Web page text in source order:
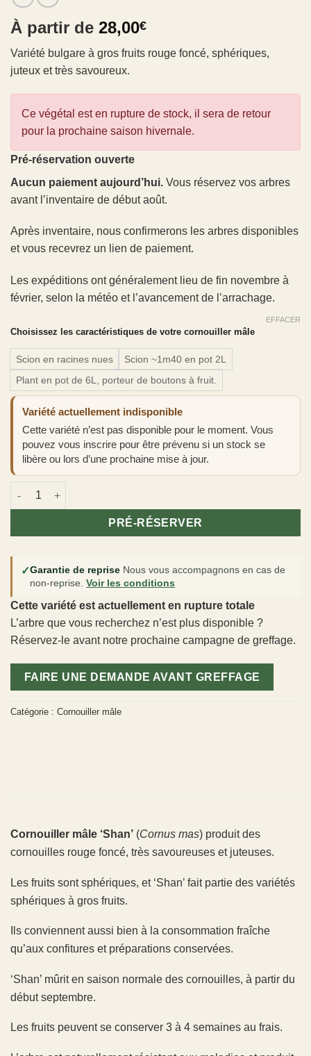
À partir de 28,00€
Variété bulgare à gros fruits rouge foncé, sphériques,
juteux et très savoureux.
Ce végétal est en rupture de stock, il sera de retour
pour la prochaine saison hivernale.
Pré-réservation ouverte
Aucun paiement aujourd’hui. Vous réservez vos arbres
avant l’inventaire de début août.
Après inventaire, nous confirmerons les arbres disponibles
et vous recevrez un lien de paiement.
Les expéditions ont généralement lieu de fin novembre à
février, selon la météo et l’avancement de l’arrachage.
Choisissez les caractéristiques de votre cornouiller mâle
Scion en racines nues
Scion ~1m40 en pot 2L
Plant en pot de 6L, porteur de boutons à fruit.
EFFACER
Variété actuellement indisponible
Cette variété n’est pas disponible pour le moment. Vous
pouvez vous inscrire pour être prévenu si un stock se
libère ou lors d’une prochaine mise à jour.
quantité de Cornus mas 'Shan'
PRÉ-RÉSERVER
✓Garantie de reprise Nous vous accompagnons en cas de
non-reprise. Voir les conditions
Cette variété est actuellement en rupture totale
L’arbre que vous recherchez n’est plus disponible ?
Réservez-le avant notre prochaine campagne de greffage.
FAIRE UNE DEMANDE AVANT GREFFAGE
Catégorie : Cornouiller mâle
Cornouiller mâle ‘Shan’ (Cornus mas) produit des
cornouilles rouge foncé, très savoureuses et juteuses.
Les fruits sont sphériques, et ‘Shan’ fait partie des variétés
sphériques à gros fruits.
Ils conviennent aussi bien à la consommation fraîche
qu’aux confitures et préparations conservées.
‘Shan’ mûrit en saison normale des cornouilles, à partir du
début septembre.
Les fruits peuvent se conserver 3 à 4 semaines au frais.